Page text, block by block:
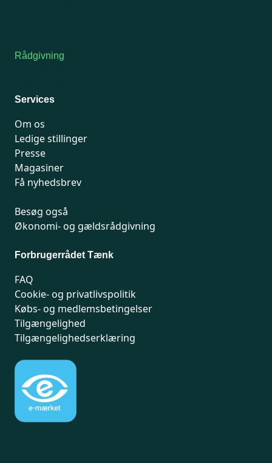
Rådgivning
Services
Om os
Ledige stillinger
Presse
Magasiner
Få nyhedsbrev
Besøg også
Økonomi- og gældsrådgivning
Forbrugerrådet Tænk
FAQ
Cookie- og privatlivspolitik
Købs- og medlemsbetingelser
Tilgængelighed
Tilgængelighedserklæring